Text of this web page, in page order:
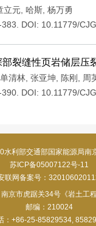
立元 哈斯 杨万勇
DOI: 10.11779/
裂缝性页岩储层压
单清林 张亚坤 陈刚
周
DOI: 10.11779/
水利部交通部国家能源局南
苏ICP备05007122号-11
联网备案号：
京市虎踞关34号《岩土工
邮编：210024
：+86-25-85829534,